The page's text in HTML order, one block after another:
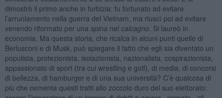
dimostrò il primo anche in furbizia: fu fortunato ad evitare
l’arruolamento nella guerra del Vietnam, ma riuscì poi ad evitare
venendo riformato per una spina nel calcagno . Si laureò in
economia. Ma questa storia, che ricalca in alcuni punti quelle di
Berlusconi e di Musk, può spiegare il fatto che egli sia diventato un
populista, protezionista, isolazionista, nazionalista, cospirazionista,
appassionato di sport (tra cui wrestling e golf), di media, di concorsi
di bellezza, di hamburger e di una sua università? C’è qualcosa di
più che cementa questi tratti allo zoccolo duro del suo elettorato: